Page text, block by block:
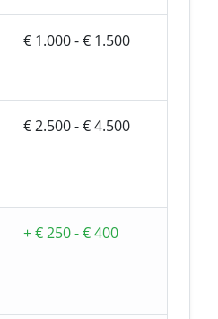
€ 1.000 - € 1.500
€ 2.500 - € 4.500
+ € 250 - € 400